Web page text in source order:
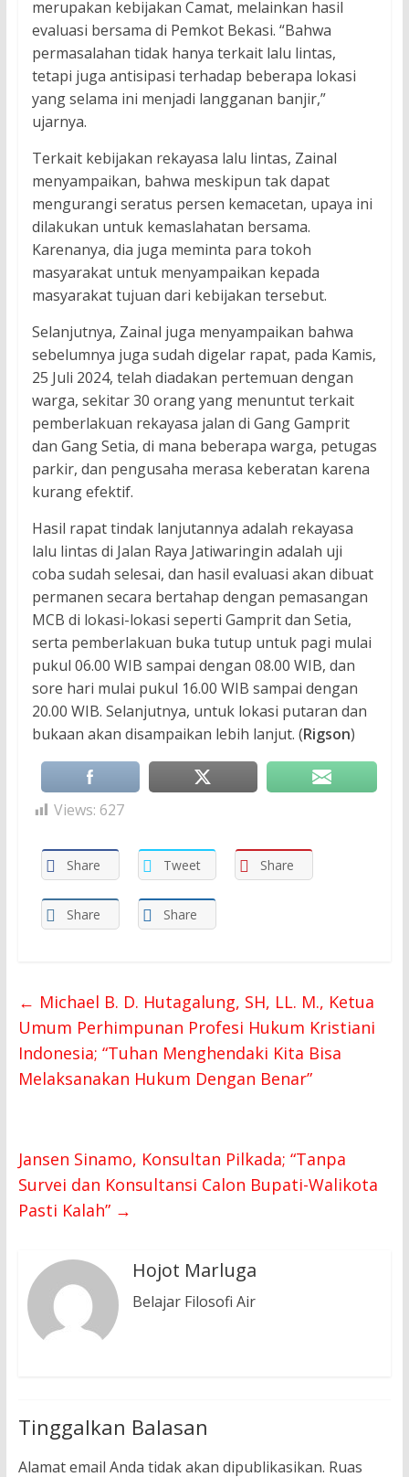
merupakan kebijakan Camat, melainkan hasil
evaluasi bersama di Pemkot Bekasi. “Bahwa
permasalahan tidak hanya terkait lalu lintas,
tetapi juga antisipasi terhadap beberapa lokasi
yang selama ini menjadi langganan banjir,”
ujarnya.
Terkait kebijakan rekayasa lalu lintas, Zainal
menyampaikan, bahwa meskipun tak dapat
mengurangi seratus persen kemacetan, upaya ini
dilakukan untuk kemaslahatan bersama.
Karenanya, dia juga meminta para tokoh
masyarakat untuk menyampaikan kepada
masyarakat tujuan dari kebijakan tersebut.
Selanjutnya, Zainal juga menyampaikan bahwa
sebelumnya juga sudah digelar rapat, pada Kamis,
25 Juli 2024, telah diadakan pertemuan dengan
warga, sekitar 30 orang yang menuntut terkait
pemberlakuan rekayasa jalan di Gang Gamprit
dan Gang Setia, di mana beberapa warga, petugas
parkir, dan pengusaha merasa keberatan karena
kurang efektif.
Hasil rapat tindak lanjutannya adalah rekayasa
lalu lintas di Jalan Raya Jatiwaringin adalah uji
coba sudah selesai, dan hasil evaluasi akan dibuat
permanen secara bertahap dengan pemasangan
MCB di lokasi-lokasi seperti Gamprit dan Setia,
serta pemberlakuan buka tutup untuk pagi mulai
pukul 06.00 WIB sampai dengan 08.00 WIB, dan
sore hari mulai pukul 16.00 WIB sampai dengan
20.00 WIB. Selanjutnya, untuk lokasi putaran dan
bukaan akan disampaikan lebih lanjut. (Rigson)
Views: 627
Share Tweet Share
Share Share
← Michael B. D. Hutagalung, SH, LL. M., Ketua
Umum Perhimpunan Profesi Hukum Kristiani
Indonesia; “Tuhan Menghendaki Kita Bisa
Melaksanakan Hukum Dengan Benar”
Jansen Sinamo, Konsultan Pilkada; “Tanpa
Survei dan Konsultansi Calon Bupati-Walikota
Pasti Kalah” →
Hojot Marluga
Belajar Filosofi Air
Tinggalkan Balasan
Alamat email Anda tidak akan dipublikasikan. Ruas